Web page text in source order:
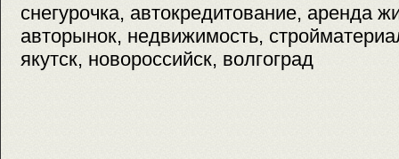
снегурочка, автокредитование, аренда
авторынок, недвижимость,
якутск, новороссийск, волгоград